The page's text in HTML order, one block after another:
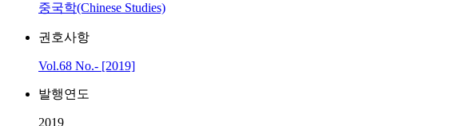
중국학(Chinese Studies)
권호사항
Vol.68 No.- [2019]
발행연도
2019